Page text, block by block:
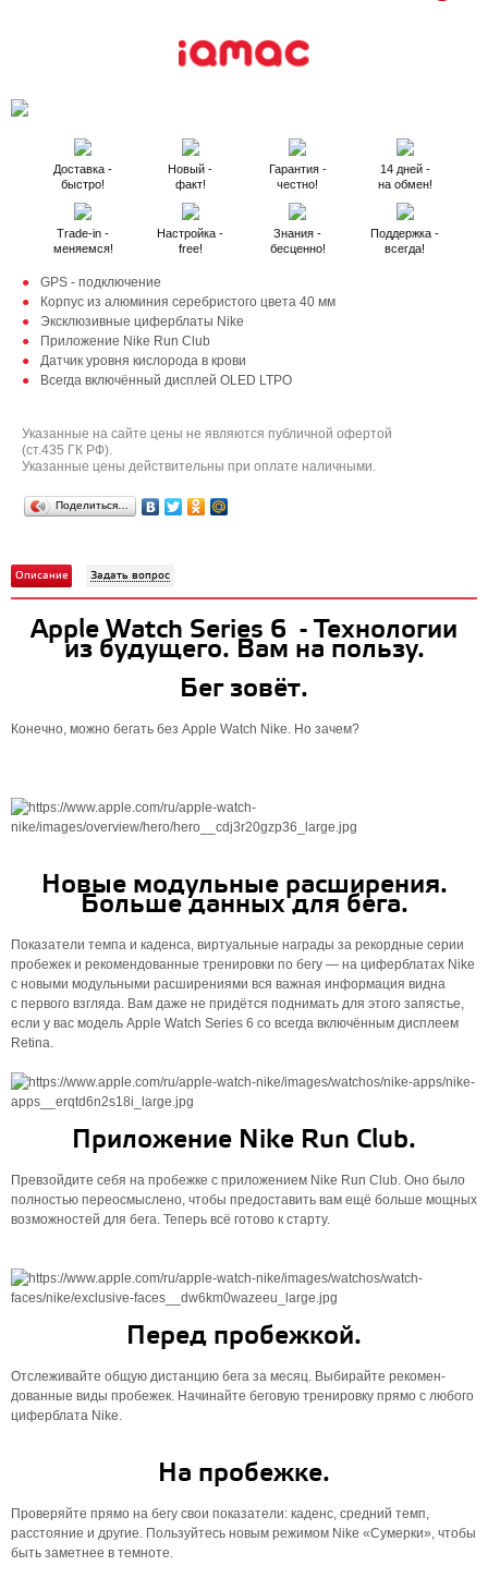
Доставка -
быстро!
Новый -
факт!
Гарантия -
честно!
14 дней -
на обмен!
Trade-in -
меняемся!
Настройка -
free!
Знания -
бесценно!
Поддержка -
всегда!
GPS - подключение
Корпус из алюминия серебристого цвета 40 мм
Эксклюзивные циферблаты Nike
Приложение Nike Run Club
Датчик уровня кислорода в крови
Всегда включённый дисплей OLED LTPO
Указанные на сайте цены не являются публичной офертой
(ст.435 ГК РФ).
Указанные цены действительны при оплате наличными.
Поделиться…
Описание Задать вопрос
Apple Watch Series 6 - Технологии
из будущего. Вам на пользу.
Бег зовёт.
Конечно, можно бегать без Apple Watch Nike. Но зачем?
Новые модульные расширения.
Больше данных для бега.
Показатели темпа и каденса, виртуальные награды за рекордные серии
пробежек и рекомендованные тренировки по бегу — на циферблатах Nike
с новыми модульными расширениями вся важная информация видна
с первого взгляда. Вам даже не придётся поднимать для этого запястье,
если у вас модель Apple Watch Series 6 со всегда включённым дисплеем
Retina.
Приложение Nike Run Club.
Превзойдите себя на пробежке с приложением Nike Run Club. Оно было
полностью переосмыслено, чтобы предоставить вам ещё больше мощных
возможностей для бега. Теперь всё готово к старту.
Перед пробежкой.
Отслеживайте общую дистанцию бега за месяц. Выбирайте рекомен­
дованные виды пробежек. Начинайте беговую тренировку прямо с любого
циферблата Nike.
На пробежке.
Проверяйте прямо на бегу свои показатели: каденс, средний темп,
расстояние и другие. Пользуйтесь новым режимом Nike «Сумерки», чтобы
быть заметнее в темноте.